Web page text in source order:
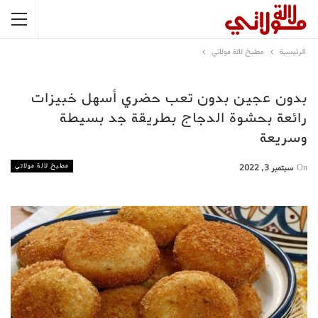
الرئيسية مطبخ لالة مولاتي
بدون عجين بدون تعب حضري أسهل خبيزات
رائعة بحشوة الدجاج بطريقة جد بسيطة
وسريعة
مطبخ لالة مولاتي On سبتمبر 3, 2022